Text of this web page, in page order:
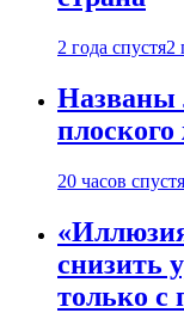
2 года спустя2
Названы
20 часов спустя
снизить
только